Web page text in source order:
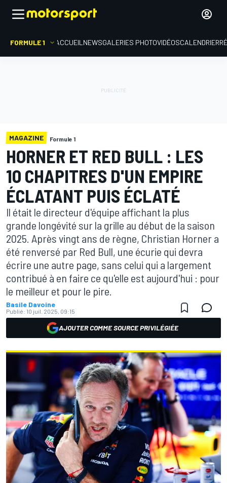
FORMULE 1 ACCUEIL NEWSGALERIES PHOTOVIDÉOSCALENDRIER
MAGAZINE Formule 1
HORNER ET RED BULL : LES
10 CHAPITRES D'UN EMPIRE
ÉCLATANT PUIS ÉCLATÉ
Il était le directeur d'équipe affichant la plus
grande longévité sur la grille au début de la saison
2025. Après vingt ans de règne, Christian Horner a
été renversé par Red Bull, une écurie qui devra
écrire une autre page, sans celui qui a largement
contribué à en faire ce qu'elle est aujourd'hui : pour
le meilleur et pour le pire.
Basile Davoine
Publié: 10 juil. 2025, 09:15
AJOUTER COMME SOURCE PRIVILÉGIÉE